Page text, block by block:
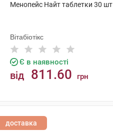
Менопейс Найт таблетки 30 шт
Вітабіотікс
Є в наявності
від 811.60 грн
доставка